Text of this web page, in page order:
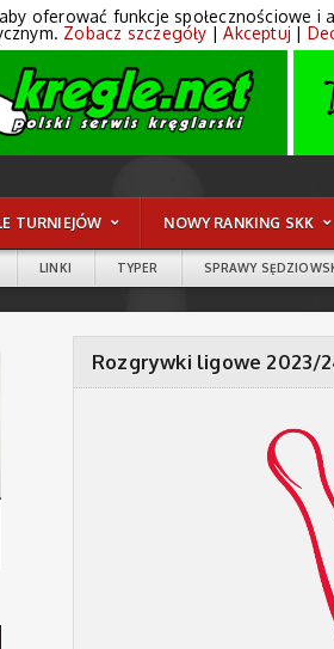
TURNIEJÓW NOWY RANKING SKK
LINKI TYPER SPRAWY
Rozgrywki ligowe 2023/
oferować funkcje społecznościowe
Zobacz szczegóły |Akceptuj |